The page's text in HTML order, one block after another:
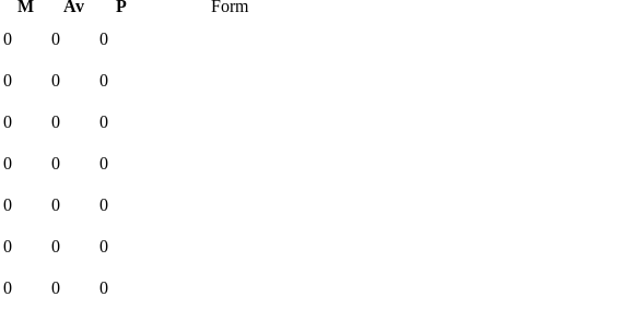
M Av P
Form
0
0 0
0 0 0
0 0 0
0 0 0
0 0 0
0 0 0
0 0 0